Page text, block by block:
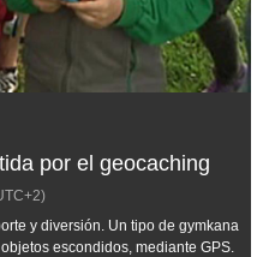
por el geocaching
y diversión. Un tipo de gymkana
escondidos, mediante GPS.